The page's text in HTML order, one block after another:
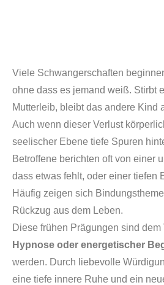
Viele Schwangerschaften
ohne dass es jemand weiß. Stirbt
Mutterleib, bleibt das andere Kind
Auch wenn dieser Verlust
seelischer Ebene tiefe Spuren
Betroffene berichten oft von einer
dass etwas fehlt, oder einer tiefen
Häufig zeigen sich
Rückzug aus dem Leben.
Diese frühen Prägungen sind
Hypnose oder energetischer
werden. Durch liebevolle
eine tiefe innere Ruhe und ein